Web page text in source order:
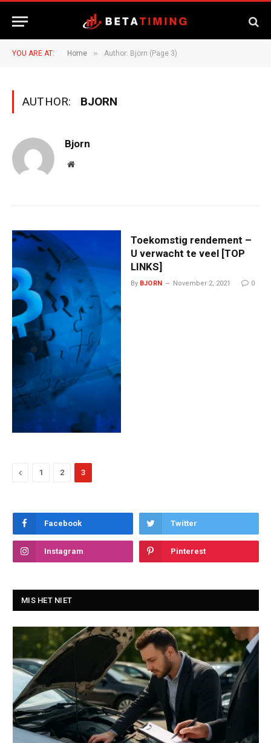
YOU ARE AT: Home » Author: Bjorn (Page 3)
AUTHOR: BJORN
Bjorn
Website
Toekomstig rendement – ​​
U verwacht te veel [TOP
LINKS]
By BJORN November 2, 2021 0
Previous
1 2 3
Facebook Twitter
Instagram Pinterest
MIS HET NIET